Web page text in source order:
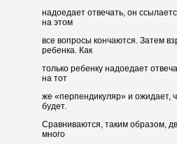
надоедает отвечать, он
на этом
все вопросы кончаются. Затем
ребенка. Как
только ребенку надоедает
на тот
же «перпендикуляр» и ожидает,
будет.
Сравниваются, таким образом,
много